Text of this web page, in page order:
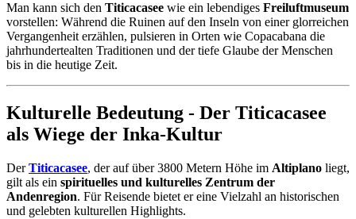
Man kann sich den Titicacasee wie ein lebendiges Freiluftmuseum
vorstellen: Während die Ruinen auf den Inseln von einer glorreichen
Vergangenheit erzählen, pulsieren in Orten wie Copacabana die
jahrhundertealten Traditionen und der tiefe Glaube der Menschen
bis in die heutige Zeit.
Kulturelle Bedeutung - Der Titicacasee
als Wiege der Inka-Kultur
DerTiticacasee, der auf über 3800 Metern Höhe im Altiplano liegt,
gilt als ein spirituelles und kulturelles Zentrum der
Andenregion. Für Reisende bietet er eine Vielzahl an historischen
und gelebten kulturellen Highlights.